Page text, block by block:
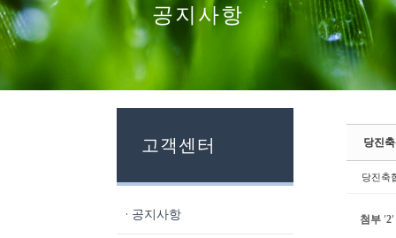
공지사항
고객센터
· 공지사항
당진
당진축
첨부 '2'